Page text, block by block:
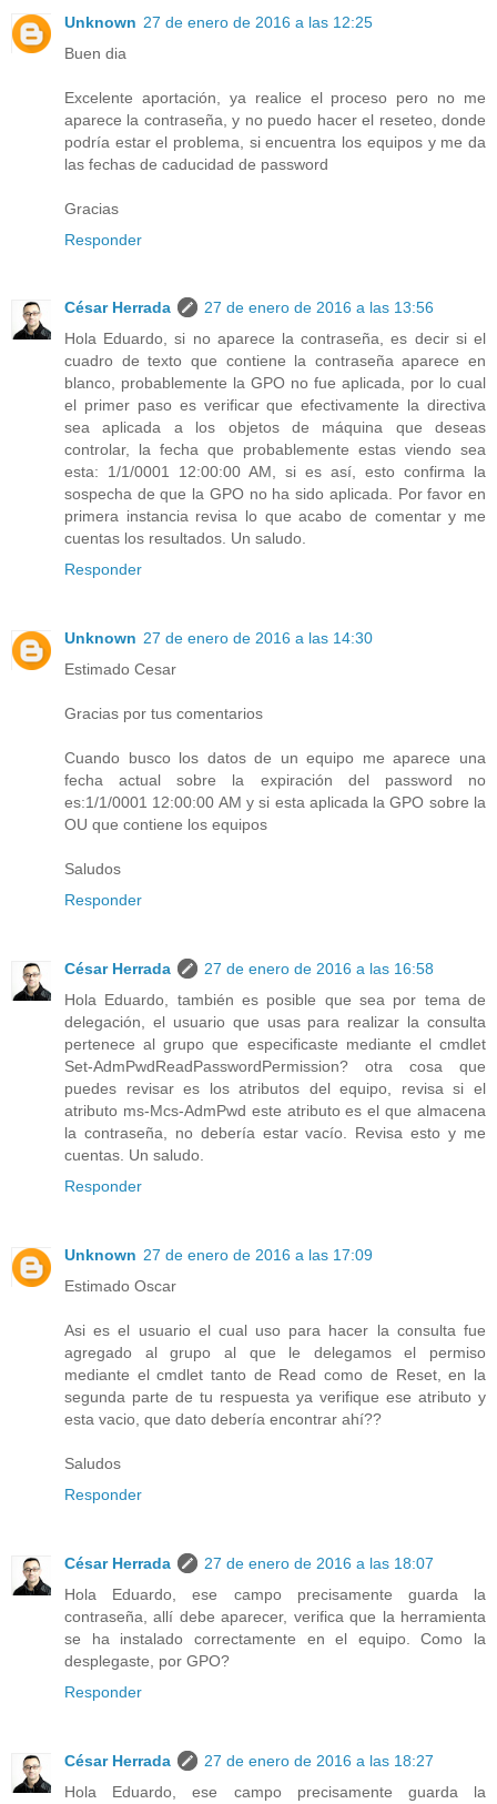
Unknown 27 de enero de 2016 a las 12:25
Buen dia
Excelente aportación, ya realice el proceso pero no me
aparece la contraseña, y no puedo hacer el reseteo, donde
podría estar el problema, si encuentra los equipos y me da
las fechas de caducidad de password
Gracias
Responder
César Herrada
27 de enero de 2016 a las 13:56
Hola Eduardo, si no aparece la contraseña, es decir si el
cuadro de texto que contiene la contraseña aparece en
blanco, probablemente la GPO no fue aplicada, por lo cual
el primer paso es verificar que efectivamente la directiva
sea aplicada a los objetos de máquina que deseas
controlar, la fecha que probablemente estas viendo sea
esta: 1/1/0001 12:00:00 AM, si es así, esto confirma la
sospecha de que la GPO no ha sido aplicada. Por favor en
primera instancia revisa lo que acabo de comentar y me
cuentas los resultados. Un saludo.
Responder
Unknown 27 de enero de 2016 a las 14:30
Estimado Cesar
Gracias por tus comentarios
Cuando busco los datos de un equipo me aparece una
fecha actual sobre la expiración del password no
es:1/1/0001 12:00:00 AM y si esta aplicada la GPO sobre la
OU que contiene los equipos
Saludos
Responder
César Herrada
27 de enero de 2016 a las 16:58
Hola Eduardo, también es posible que sea por tema de
delegación, el usuario que usas para realizar la consulta
pertenece al grupo que especificaste mediante el cmdlet
Set-AdmPwdReadPasswordPermission? otra cosa que
puedes revisar es los atributos del equipo, revisa si el
atributo ms-Mcs-AdmPwd este atributo es el que almacena
la contraseña, no debería estar vacío. Revisa esto y me
cuentas. Un saludo.
Responder
Unknown 27 de enero de 2016 a las 17:09
Estimado Oscar
Asi es el usuario el cual uso para hacer la consulta fue
agregado al grupo al que le delegamos el permiso
mediante el cmdlet tanto de Read como de Reset, en la
segunda parte de tu respuesta ya verifique ese atributo y
esta vacio, que dato debería encontrar ahí??
Saludos
Responder
César Herrada
27 de enero de 2016 a las 18:07
Hola Eduardo, ese campo precisamente guarda la
contraseña, allí debe aparecer, verifica que la herramienta
se ha instalado correctamente en el equipo. Como la
desplegaste, por GPO?
Responder
César Herrada
27 de enero de 2016 a las 18:27
Hola Eduardo, ese campo precisamente guarda la